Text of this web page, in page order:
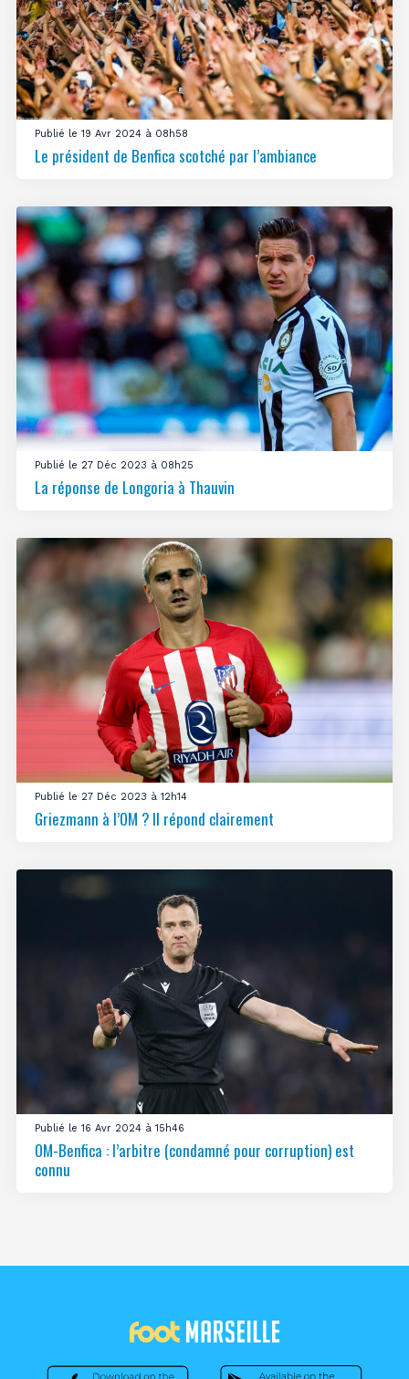
Publié le 19 Avr 2024 à 08h58
Le président de Benfica scotché par l’ambiance
Publié le 27 Déc 2023 à 08h25
La réponse de Longoria à Thauvin
Publié le 27 Déc 2023 à 12h14
Griezmann à l’OM ? Il répond clairement
Publié le 16 Avr 2024 à 15h46
OM-Benfica : l’arbitre (condamné pour corruption) est
connu